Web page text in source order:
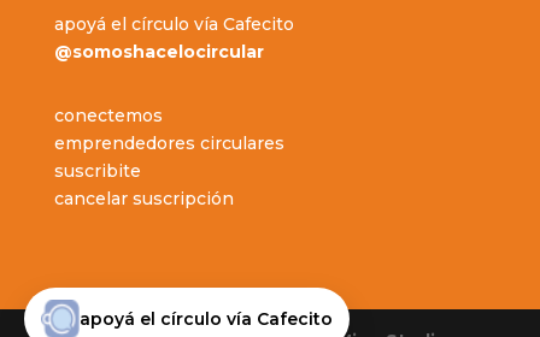
apoyá el círculo vía Cafecito
@somoshacelocircular
conectemos
emprendedores circulares
suscribite
cancelar suscripción
apoyá el círculo vía Cafecito